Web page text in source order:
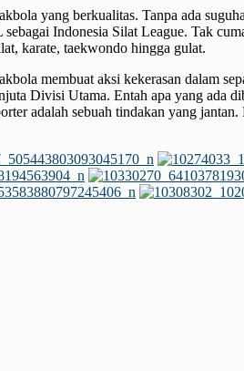
yang berkualitas. Tanpa ada
Indonesia Silat League. Tak
karate, taekwondo hingga gulat.
membuat aksi kekerasan dalam
Divisi Utama. Entah apa yang ada
adalah sebuah tindakan yang